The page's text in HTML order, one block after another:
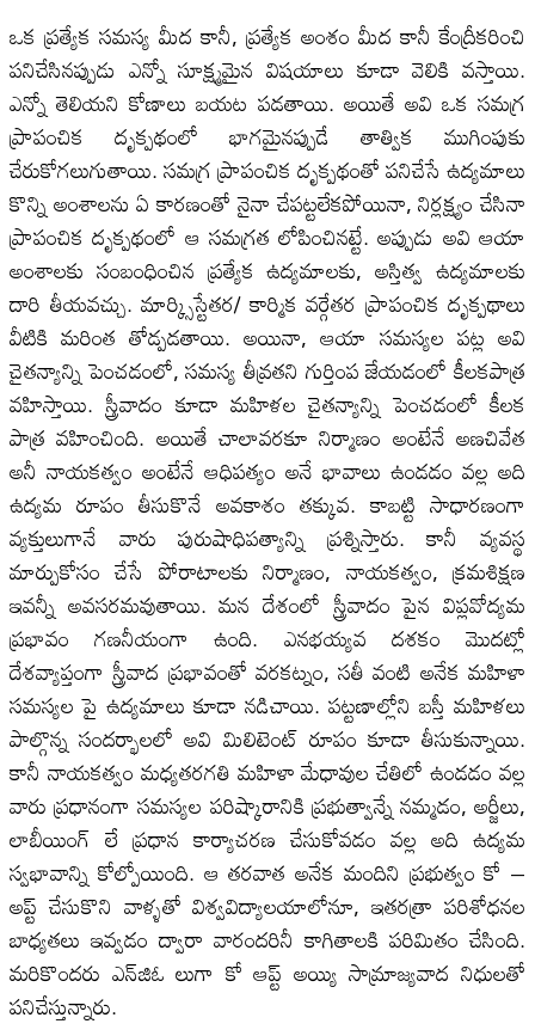
ఒక ప్రత్యేక సమస్య మీద కానీ, ప్రత్యేక అంశం మీద కానీ కేంద్రీకరించి
పనిచేసినప్పుడు ఎన్నో సూక్ష్మమైన విషయాలు కూడా వెలికి వస్తాయి.
ఎన్నో తెలియని కోణాలు బయట పడతాయి. అయితే అవి ఒక సమగ్ర
ప్రాపంచిక దృక్పథంలో భాగమైనప్పుడే తాత్విక ముగింపుకు
చేరుకోగలుగుతాయి. సమగ్ర ప్రాపంచిక దృక్పథంతో పనిచేసే ఉద్యమాలు
కొన్ని అంశాలను ఏ కారణంతో నైనా చేపట్టలేకపోయినా, నిర్లక్ష్యం చేసినా
ప్రాపంచిక దృక్పథంలో ఆ సమగ్రత లోపించినట్టే. అప్పుడు అవి ఆయా
అంశాలకు సంబంధించిన ప్రత్యేక ఉద్యమాలకు, అస్తిత్వ ఉద్యమాలకు
దారి తీయవచ్చు. మార్క్సిస్టేతర/ కార్మిక వర్గేతర ప్రాపంచిక దృక్పథాలు
వీటికి మరింత తోడ్పడతాయి. అయినా, ఆయా సమస్యల పట్ల అవి
చైతన్యాన్ని పెంచడంలో, సమస్య తీవ్రతని గుర్తింప జేయడంలో కీలకపాత్ర
వహిస్తాయి. స్త్రీవాదం కూడా మహిళల చైతన్యాన్ని పెంచడంలో కీలక
పాత్ర వహించింది. అయితే చాలావరకూ నిర్మాణం అంటేనే అణచివేత
అనీ నాయకత్వం అంటేనే ఆధిపత్యం అనే భావాలు ఉండడం వల్ల అది
ఉద్యమ రూపం తీసుకొనే అవకాశం తక్కువ. కాబట్టి సాధారణంగా
వ్యక్తులుగానే వారు పురుషాధిపత్యాన్ని ప్రశ్నిస్తారు. కానీ వ్యవస్థ
మార్పుకోసం చేసే పోరాటాలకు నిర్మాణం, నాయకత్వం, క్రమశిక్షణ
ఇవన్నీ అవసరమవుతాయి. మన దేశంలో స్త్రీవాదం పైన విప్లవోద్యమ
ప్రభావం గణనీయంగా ఉంది. ఎనభయ్యవ దశకం మొదట్లో
దేశవ్యాప్తంగా స్త్రీవాద ప్రభావంతో వరకట్నం, సతీ వంటి అనేక మహిళా
సమస్యల పై ఉద్యమాలు కూడా నడిచాయి. పట్టణాల్లోని బస్తీ మహిళలు
పాల్గొన్న సందర్భాలలో అవి మిలిటెంట్ రూపం కూడా తీసుకున్నాయి.
కానీ నాయకత్వం మధ్యతరగతి మహిళా మేధావుల చేతిలో ఉండడం వల్ల
వారు ప్రధానంగా సమస్యల పరిష్కారానికి ప్రభుత్వాన్నే నమ్మడం, అర్జీలు,
లాబీయింగ్ లే ప్రధాన కార్యాచరణ చేసుకోవడం వల్ల అది ఉద్యమ
స్వభావాన్ని కోల్పోయింది. ఆ తరవాత అనేక మందిని ప్రభుత్వం కో –
అప్ట్ చేసుకొని వాళ్ళతో విశ్వవిద్యాలయాలోనూ, ఇతరత్రా పరిశోధనల
బాధ్యతలు ఇవ్వడం ద్వారా వారందరినీ కాగితాలకి పరిమితం చేసింది.
మరికొందరు ఎన్‌జి‌ఓ లుగా కో ఆప్ట్ అయ్యి సామ్రాజ్యవాద నిధులతో
పనిచేస్తున్నారు.